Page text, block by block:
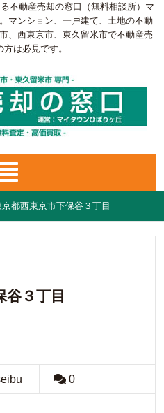
不動産売却の窓口（無料相談所）マ
マンション、一戸建て、土地の不動
、西東京市、東久留米市で不動産売
は必見です。
京都西東京市下保谷３丁目
谷３丁目
0